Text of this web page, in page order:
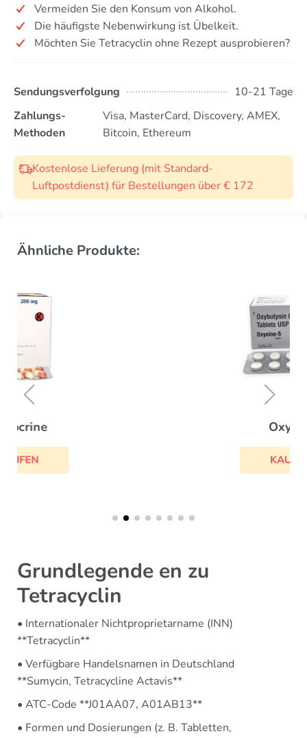
Vermeiden Sie den Konsum von Alkohol.
Die häufigste Nebenwirkung ist Übelkeit.
Möchten Sie Tetracyclin ohne Rezept ausprobieren?
Sendungsverfolgung
10-21 Tage
Zahlungs-
Methoden
Visa, MasterCard, Discovery, AMEX,
Bitcoin, Ethereum
Kostenlose Lieferung (mit Standard-
Luftpostdienst) für Bestellungen über € 172
Ähnliche Produkte:
Grundlegende en zu
Tetracyclin
• Internationaler Nichtproprietarname (INN)
**Tetracyclin**
• Verfügbare Handelsnamen in Deutschland
**Sumycin, Tetracycline Actavis**
• ATC-Code **J01AA07, A01AB13**
• Formen und Dosierungen (z. B. Tabletten,